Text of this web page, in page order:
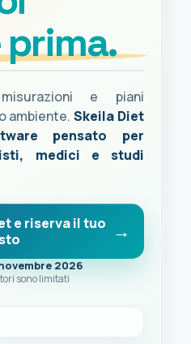
e piani
ambiente.Skeila Diet
pensato per
medici e studi
e riserva il tuo
2026
sono limitati